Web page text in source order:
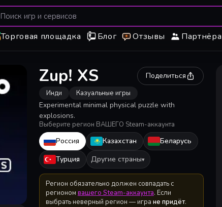
Торговая площадка Блог Отзывы
Zup! XS Поделиться
Инди Казуальные игры
Experimental minimal physical puzzle with
explosions.
Выберите регион ВАШЕГО Steam-аккаунта
Россия Казахстан
Беларусь
Турция
Другие страны▾
Регион обязательно должен совпадать с
регионом вашего Steam-аккаунта. Если
выбрать неверный регион — игра не придёт.